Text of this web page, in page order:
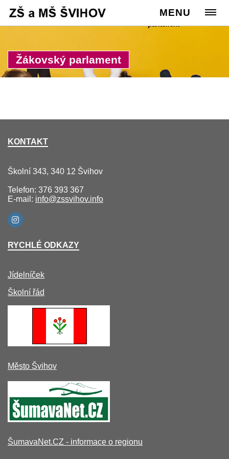
MENU
Žákovský parlament
Cesta:www.zssvihov.info
Žáci > Žákovský
parlament
KONTAKT
Školní 343, 340 12 Švihov
Telefon: 376 393 367
E-mail: info@zssvihov.info
RYCHLÉ ODKAZY
Jídelníček
Školní řád
Město Švihov
ŠumavaNet.CZ - informace o regionu